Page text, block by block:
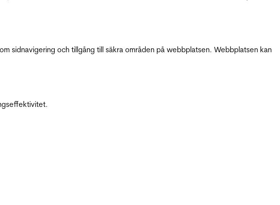
sidnavigering och tillgång till säkra områden på webbplatsen. Webbplatsen kan